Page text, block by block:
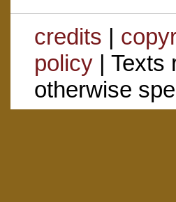
credits |
policy| Texts
otherwise